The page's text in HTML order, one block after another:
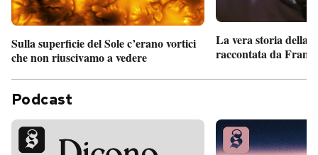
Sulla superficie del Sole c’erano vortici
che non riuscivamo a vedere
La vera storia della
raccontata da
Podcast